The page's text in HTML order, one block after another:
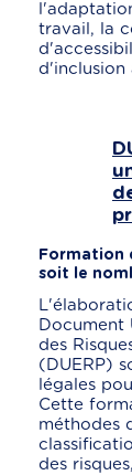
travail, la
d'inclusion
Formation
soit le
Document
des
(DUERP)
légales
Cette
méthodes
des